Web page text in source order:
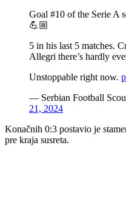
Goal #10 of the Serie A
💪🏼
5 in his last 5 matches.
Allegri there’s hardly
Unstoppable right now.
— Serbian Football
21, 2024
Konačnih 0:3 postavio je
pre kraja susreta.